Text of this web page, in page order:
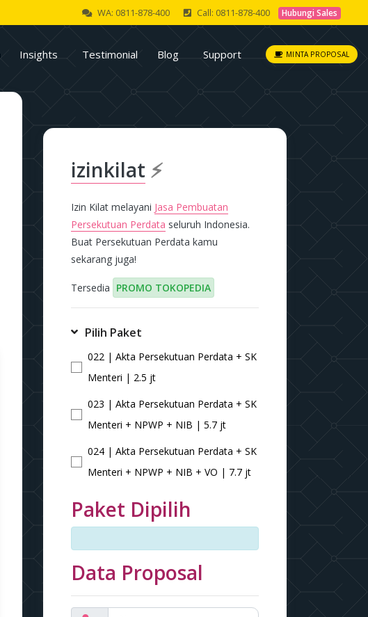
WA: 0811-878-400 Call: 0811-878-400 Hubungi Sales
Insights Testimonial Blog Support MINTA PROPOSAL
izinkilat ⚡
Izin Kilat melayani Jasa Pembuatan
Persekutuan Perdata seluruh Indonesia.
Buat Persekutuan Perdata kamu
sekarang juga!
Tersedia PROMO TOKOPEDIA
Pilih Paket
022 | Akta Persekutuan Perdata + SK
Menteri | 2.5 jt
023 | Akta Persekutuan Perdata + SK
Menteri + NPWP + NIB | 5.7 jt
024 | Akta Persekutuan Perdata + SK
Menteri + NPWP + NIB + VO | 7.7 jt
Paket Dipilih
Data Proposal